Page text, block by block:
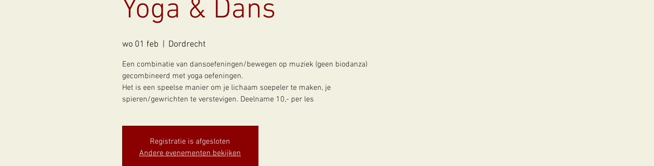
Yoga & Dans
wo 01 feb Dordrecht
Een combinatie van dansoefeningen/bewegen op muziek (geen biodanza)
gecombineerd met yoga oefeningen.
Het is een speelse manier om je lichaam soepeler te maken, je
spieren/gewrichten te verstevigen. Deelname 10,- per les
Registratie is afgesloten
Andere evenementen bekijken